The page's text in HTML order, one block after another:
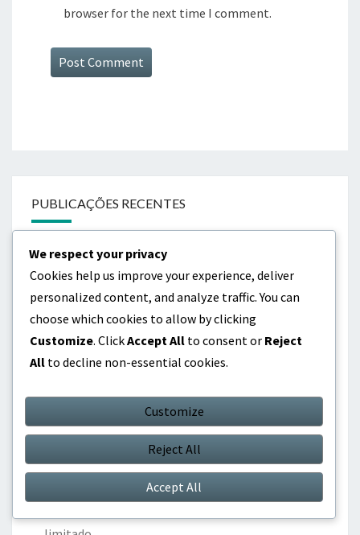
browser for the next time I comment.
PUBLICAÇÕES RECENTES
Prémios de Tokens de Eventos da Comunidade:
Participação dos jogadores, Itens exclusivos,
Tempo limitado
Novos Prémios de Tokens do Evento de Novos
Jogadores: Incentivos para principiantes, Itens
Prémios de Token de Evento de Colaboração:
Itens de Crossover, Recompensas Temáticas,
Bónus de Recarregamento de Evento: Eventos
We respect your privacy
Cookies help us improve your experience, deliver
personalized content, and analyze traffic. You can
choose which cookies to allow by clicking
Customize. ClickAccept All to consent or Reject
All to decline non-essential cookies.
Customize
Reject All
Accept All